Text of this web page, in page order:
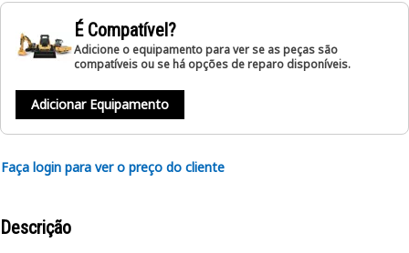
É Compatível?
Adicione o equipamento para ver se as peças são
compatíveis ou se há opções de reparo disponíveis.
Adicionar Equipamento
Faça login para ver o preço do cliente
Descrição